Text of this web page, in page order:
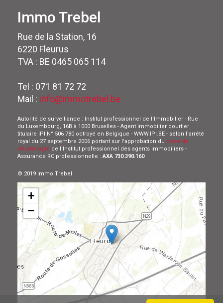
Immo Trebel
Rue de la Station, 16
6220 Fleurus
TVA : BE 0465 065 114
Tel : 071 81 72 72
Mail : info@immotrebel.be
Autorité de surveillance : Institut professionnel de l'Immobilier - Rue
du Luxembourg, 16B à 1000 Bruxelles - Agent immobilier courtier
titulaire IPI N° 506 780 octroyé en Belgique - WWW.IPI.BE - selon l'arrêté
royal du 27 septembre 2006 portant sur l'approbation du code de
déontologie de l'Institut professionnel des agents immobiliers -
Assurance RC professionnelle :AXA 730.390.160
© 2019 Immo Trebel
+
−